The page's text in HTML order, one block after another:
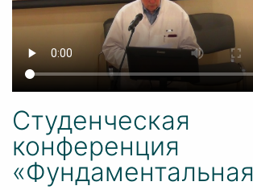
Студенческая
конференция
«Фундаментальная